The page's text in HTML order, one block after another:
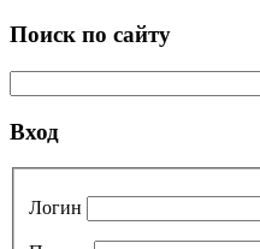
Поиск по сайту
Вход
Логин